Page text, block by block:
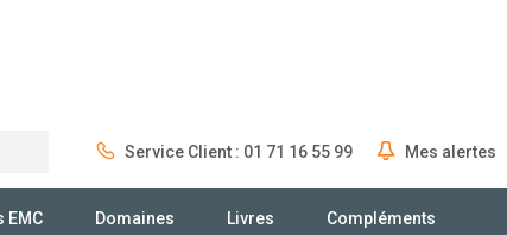
Service Client : 01 71 16 55 99 Mes alertes
EMC Domaines Livres Compléments